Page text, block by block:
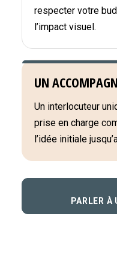
respecter votre
l’impact visuel.
UN
Un interlocuteur
prise en charge
l’idée initiale
PARLER À